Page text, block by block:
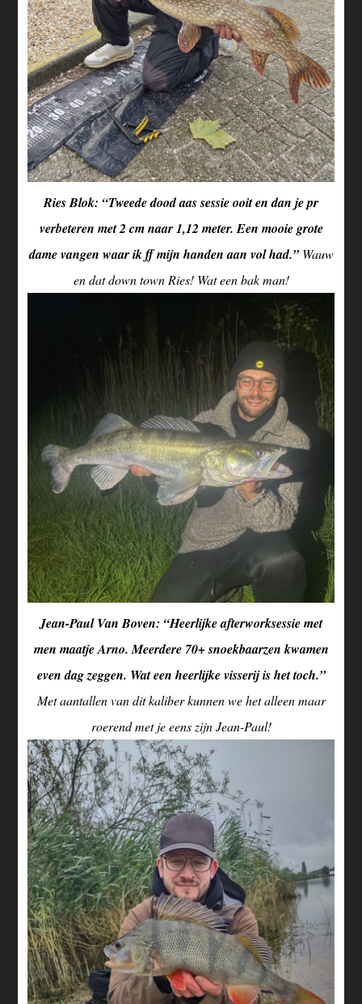
Ries Blok: “Tweede dood aas sessie ooit en dan je pr
verbeteren met 2 cm naar 1,12 meter. Een mooie grote
dame vangen waar ik ff mijn handen aan vol had.”Wauw
en dat down town Ries! Wat een bak man!
Jean-Paul Van Boven: “Heerlijke afterworksessie met
men maatje Arno. Meerdere 70+ snoekbaarzen kwamen
even dag zeggen. Wat een heerlijke visserij is het toch.”
Met aantallen van dit kaliber kunnen we het alleen maar
roerend met je eens zijn Jean-Paul!